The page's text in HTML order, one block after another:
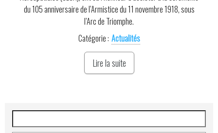
du 105 anniversaire de l’Armistice du 11 novembre 1918, sous
l’Arc de Triomphe.
Catégorie : Actualités
Lire la suite